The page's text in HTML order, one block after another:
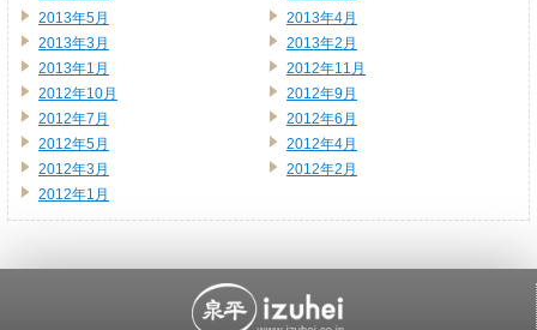
2013年5月
2013年4月
2013年3月
2013年2月
2013年1月
2012年11月
2012年10月
2012年9月
2012年7月
2012年6月
2012年5月
2012年4月
2012年3月
2012年2月
2012年1月